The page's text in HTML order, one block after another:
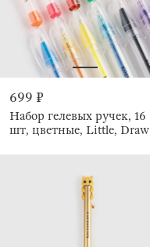
699 ₽
Набор гелевых ручек, 16
шт, цветные, Little, Draw